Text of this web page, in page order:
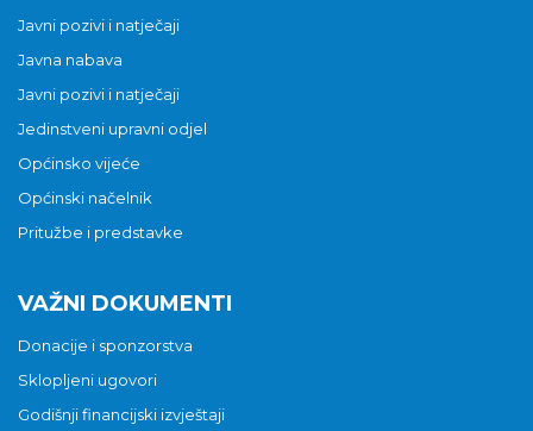
Javni pozivi i natječaji
Javna nabava
Javni pozivi i natječaji
Jedinstveni upravni odjel
Općinsko vijeće
Općinski načelnik
Pritužbe i predstavke
VAŽNI DOKUMENTI
Donacije i sponzorstva
Sklopljeni ugovori
Godišnji financijski izvještaji